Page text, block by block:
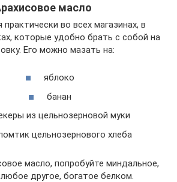
масло
во всех магазинах, в
которые удобно брать с собой на
Его можно мазать на:
яблоко
банан
из цельнозерновой муки
цельнозернового хлеба
масло, попробуйте миндальное,
другое, богатое белком.